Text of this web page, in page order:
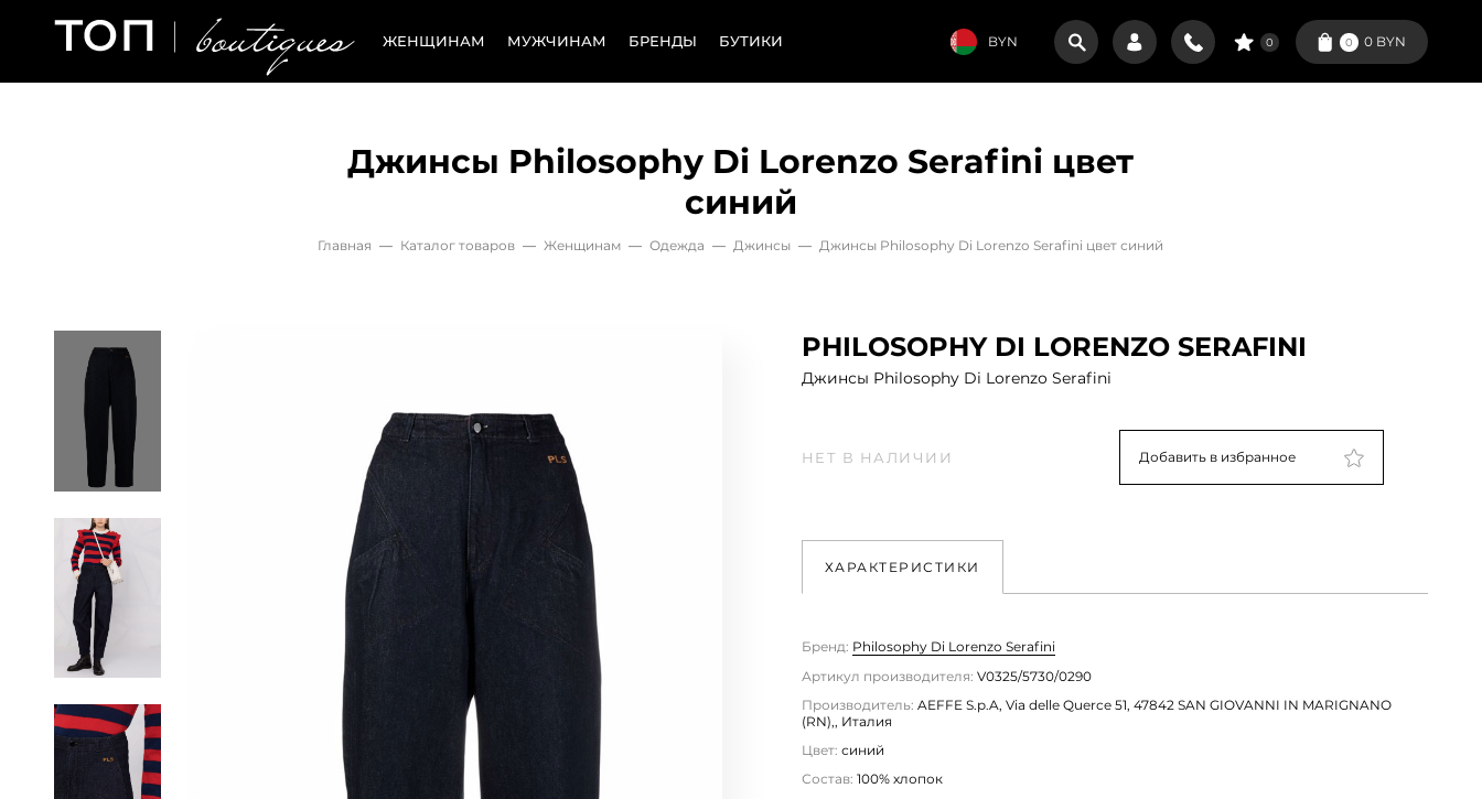
ЖЕНЩИНАМ МУЖЧИНАМ БРЕНДЫ БУТИКИ BYN 0 0 0 BYN
Джинсы Philosophy Di Lorenzo Serafini цвет
синий
Главная — Каталог товаров — Женщинам — Одежда — Джинсы — Джинсы Philosophy Di Lorenzo Serafini цвет синий
PHILOSOPHY DI LORENZO SERAFINI
Джинсы Philosophy Di Lorenzo Serafini
НЕТ В НАЛИЧИИ Добавить в избранное
ХАРАКТЕРИСТИКИ
Бренд: Philosophy Di Lorenzo Serafini
Артикул производителя: V0325/5730/0290
Производитель: AEFFE S.p.A, Via delle Querce 51, 47842 SAN GIOVANNI IN MARIGNANO
(RN),, Италия
Цвет: синий
Состав: 100% хлопок